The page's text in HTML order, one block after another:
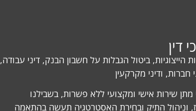
דין
ביטול הגבלות על חשבון הבנק, דיני עבודה,
ודיני מקרקעין
מתן שירות אישי ומקצועי ללא פשרות, בשבילנו
וניהול התיק ובחירת האסטרטגיה תעשה בהתאמה